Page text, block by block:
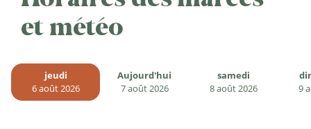
et météo
jeudi
6 août 2026
Aujourd'hui
7 août 2026
samedi
8 août 2026
9